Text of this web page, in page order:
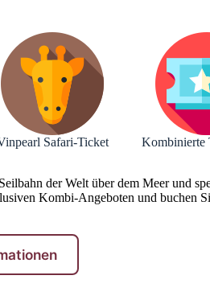
Safari-Ticket Kombinierte
der Welt über dem Meer und
Kombi-Angeboten und buchen